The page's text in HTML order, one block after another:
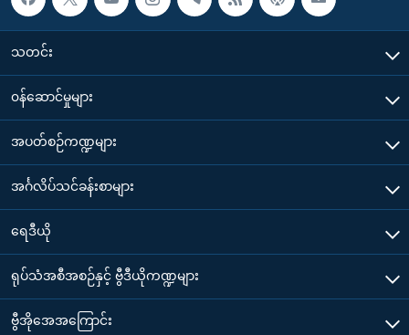
သတင်း
၀န်ဆောင်မှုများ
အပတ်စဉ်ကဏ္ဍများ
အင်္ဂလိပ်သင်ခန်းစာများ
ရေဒီယို
ရုပ်သံအစီအစဉ်နှင့် ဗွီဒီယိုကဏ္ဍများ
ဗွီအိုအေအကြောင်း